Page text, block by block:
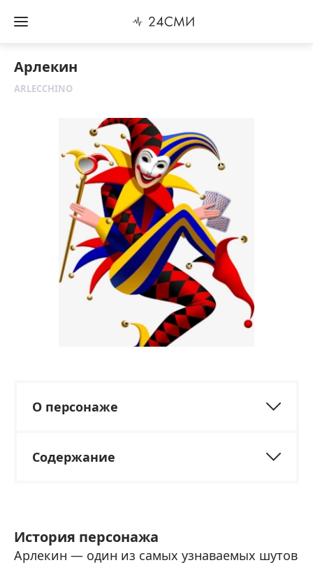
Арлекин
ARLECCHINO
О персонаже
Содержание
История персонажа
Арлекин — один из самых узнаваемых шутов